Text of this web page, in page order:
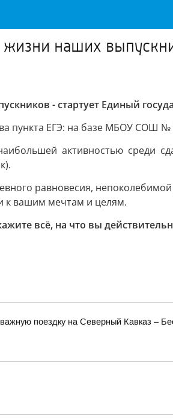
жизни наших
- стартует Единый
пункта ЕГЭ: на базе МБОУ
активностью среди
равновесия,
к вашим мечтам и целям.
всё, на что вы
поездку на Северный Кавказ –